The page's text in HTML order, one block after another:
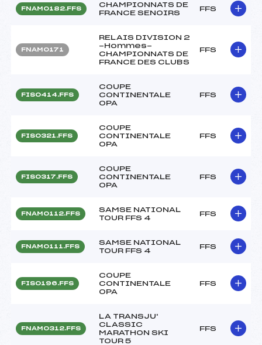
FNAM0182.FFS
CHAMPIONNATS DE
FRANCE SENOIRS
FFS
FNAM0171
RELAIS DIVISION 2
-Hommes-
CHAMPIONNATS DE
FRANCE DES CLUBS
FFS
FIS0414.FFS
COUPE
CONTINENTALE
OPA
FFS
FIS0321.FFS
COUPE
CONTINENTALE
OPA
FFS
FIS0317.FFS
COUPE
CONTINENTALE
OPA
FFS
FNAM0112.FFS
SAMSE NATIONAL
TOUR FFS 4
FFS
FNAM0111.FFS
SAMSE NATIONAL
TOUR FFS 4
FFS
FIS0196.FFS
COUPE
CONTINENTALE
OPA
FFS
FNAM0312.FFS
LA TRANSJU'
CLASSIC
MARATHON SKI
TOUR 5
FFS